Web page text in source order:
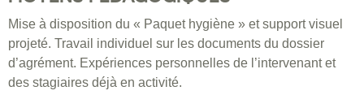
Mise à disposition du « Paquet hygiène » et support visuel
projeté. Travail individuel sur les documents du dossier
d’agrément. Expériences personnelles de l’intervenant et
des stagiaires déjà en activité.